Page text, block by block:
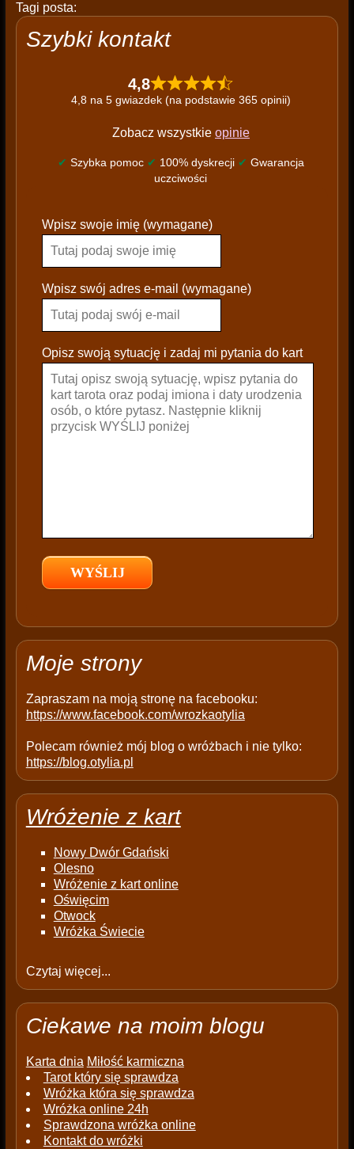
Tagi posta:
Szybki kontakt
4,8
4,8 na 5 gwiazdek (na podstawie 365 opinii)
Zobacz wszystkie opinie
✔ Szybka pomoc ✔ 100% dyskrecji ✔ Gwarancja
uczciwości
l
a
s
e
a
e
e
p
y
Wpisz swoje imię (wymagane)
Wpisz swój adres e-mail (wymagane)
Opisz swoją sytuację i zadaj mi pytania do kart
Moje strony
Zapraszam na moją stronę na facebooku:
https://www.facebook.com/wrozkaotylia
Polecam również mój blog o wróżbach i nie tylko:
https://blog.otylia.pl
Wróżenie z kart
Nowy Dwór Gdański
Olesno
Wróżenie z kart online
Oświęcim
Otwock
Wróżka Świecie
Czytaj więcej...
Ciekawe na moim blogu
Karta dnia Miłość karmiczna
Tarot który się sprawdza
Wróżka która się sprawdza
Wróżka online 24h
Sprawdzona wróżka online
Kontakt do wróżki